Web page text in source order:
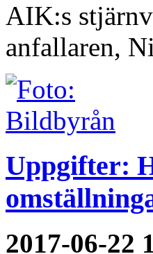
AIK:s
anfallaren,
Uppgifter:
2017-06-22